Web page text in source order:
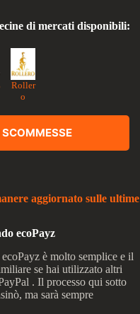
di mercati disponibili:
Roller
o
aggiornato sulle ultime
ecoPayz
è molto semplice e il
se hai utilizzato altri
. Il processo qui sotto
ma sarà sempre